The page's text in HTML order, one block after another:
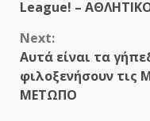
League! –
Next:
Αυτά είναι τα
φιλοξενήσουν τις
ΜΕΤΩΠΟ